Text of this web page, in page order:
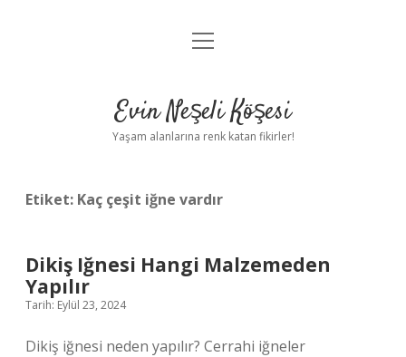
Anasayfa
Yasal Uyarı
menüyü
Evin Neşeli Köşesi
Yaşam alanlarına renk katan fikirler!
Etiket: Kaç çeşit iğne vardır
Dikiş Iğnesi Hangi Malzemeden
Yapılır
Tarih: Eylül 23, 2024
Dikiş iğnesi neden yapılır? Cerrahi iğneler